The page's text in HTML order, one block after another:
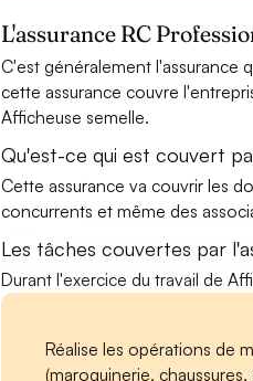
L'assurance RC
C'est généralement l'assurance
cette assurance couvre
Afficheuse semelle.
Qu'est-ce qui est couvert
Cette assurance va couvrir les
concurrents et même des
Les tâches couvertes par
Durant l'exercice du travail de
Réalise les opérations de
(maroquinerie,